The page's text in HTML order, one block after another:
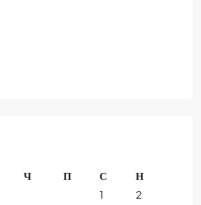
Ч П С
Н
1
2